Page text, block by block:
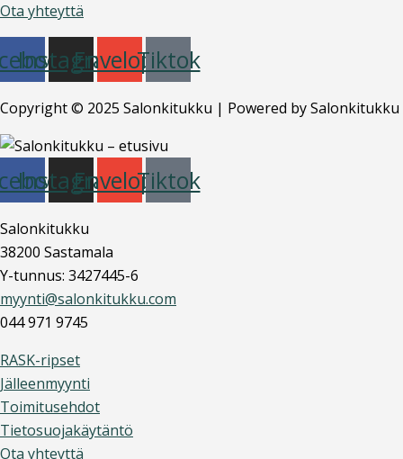
Ota yhteyttä
Instagram
EnvelopeTiktok
Copyright © 2025 Salonkitukku | Powered by Salonkitukku
Instagram
EnvelopeTiktok
Salonkitukku
38200 Sastamala
Y-tunnus: 3427445-6
myynti@salonkitukku.com
044 971 9745
RASK-ripset
Jälleenmyynti
Toimitusehdot
Tietosuojakäytäntö
Ota yhteyttä